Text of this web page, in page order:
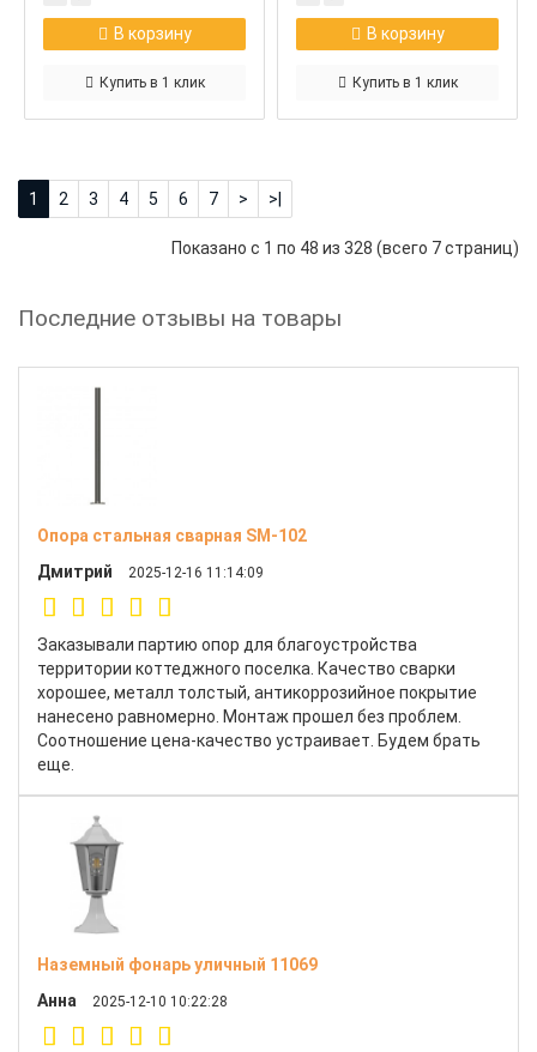
В корзину
Купить в 1 клик
В корзину
Купить в 1 клик
1 2 3 4 5 6 7 > >|
Показано с 1 по 48 из 328 (всего 7 страниц)
Последние отзывы на товары
Опора стальная сварная SM-102
Дмитрий
2025-12-16 11:14:09
Заказывали партию опор для благоустройства
территории коттеджного поселка. Качество сварки
хорошее, металл толстый, антикоррозийное покрытие
нанесено равномерно. Монтаж прошел без проблем.
Соотношение цена-качество устраивает. Будем брать
еще.
Наземный фонарь уличный 11069
Анна
2025-12-10 10:22:28